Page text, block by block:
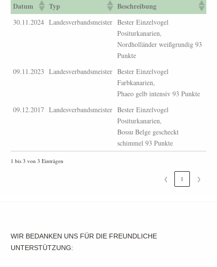
Datum Typ Beschreibung
30.11.2024 Landesverbandsmeister Bester Einzelvogel
Positurkanarien,
Nordholländer weißgrundig 93
Punkte
09.11.2023 Landesverbandsmeister Bester Einzelvogel
Farbkanarien,
Phaeo gelb intensiv 93 Punkte
09.12.2017 Landesverbandsmeister Bester Einzelvogel
Positurkanarien,
Bossu Belge gescheckt
schimmel 93 Punkte
1 bis 3 von 3 Einträgen
❮ 1 ❯
WIR BEDANKEN UNS FÜR DIE FREUNDLICHE
UNTERSTÜTZUNG: